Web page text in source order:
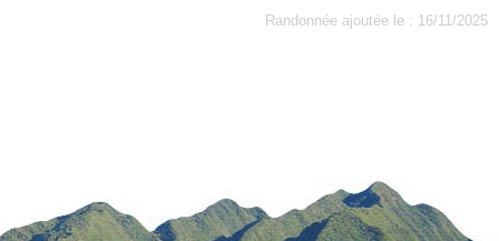
Randonnée ajoutée le : 16/11/2025